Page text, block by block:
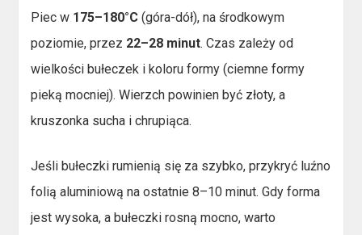
Piec w 175–180°C (góra-dół), na środkowym
poziomie, przez 22–28 minut. Czas zależy od
wielkości bułeczek i koloru formy (ciemne formy
pieką mocniej). Wierzch powinien być złoty, a
kruszonka sucha i chrupiąca.
Jeśli bułeczki rumienią się za szybko, przykryć luźno
folią aluminiową na ostatnie 8–10 minut. Gdy forma
jest wysoka, a bułeczki rosną mocno, warto